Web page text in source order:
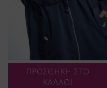
ΠΡΟΣΘΗΚΗ ΣΤΟ
ΚΑΛΑΘΙ